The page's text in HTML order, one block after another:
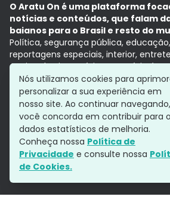
O Aratu On é uma plataforma
notícias e conteúdos, que falam
baianos para o Brasil e resto do
Política, segurança pública,
reportagens especiais, interior,
Aqui, tudo vira notícia e a notícia é
com a credibilidade do Grupo Aratu.
Grupo Aratu
Política de privacidade
Siga-nos
Nós utilizamos cookies para
personalizar a sua experiência em
nosso site. Ao continuar navegando,
você concorda em contribuir para
dados estatísticos de melhoria.
Conheça nossa Política de
Privacidade e consulte nossa
de Cookies.